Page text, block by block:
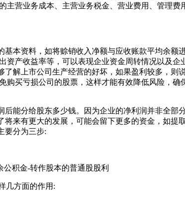
营业务成本、主营业务税金、营业费用、管理
本资料，如将赊销收入净额与应收账款平均余额
产收益率等，可以表现企业资金周转情况以及
解上市公司生产经营的好坏，如果盈利较多，
买亏损公司的股票，这样才能有效降低风险，
能分给股东多少钱。因为企业的净利润并非全
来有更大的发展，可能会留下更多的资金，如提
要分为三步:
积金-转作股本的普通股股利
几方面的作用: